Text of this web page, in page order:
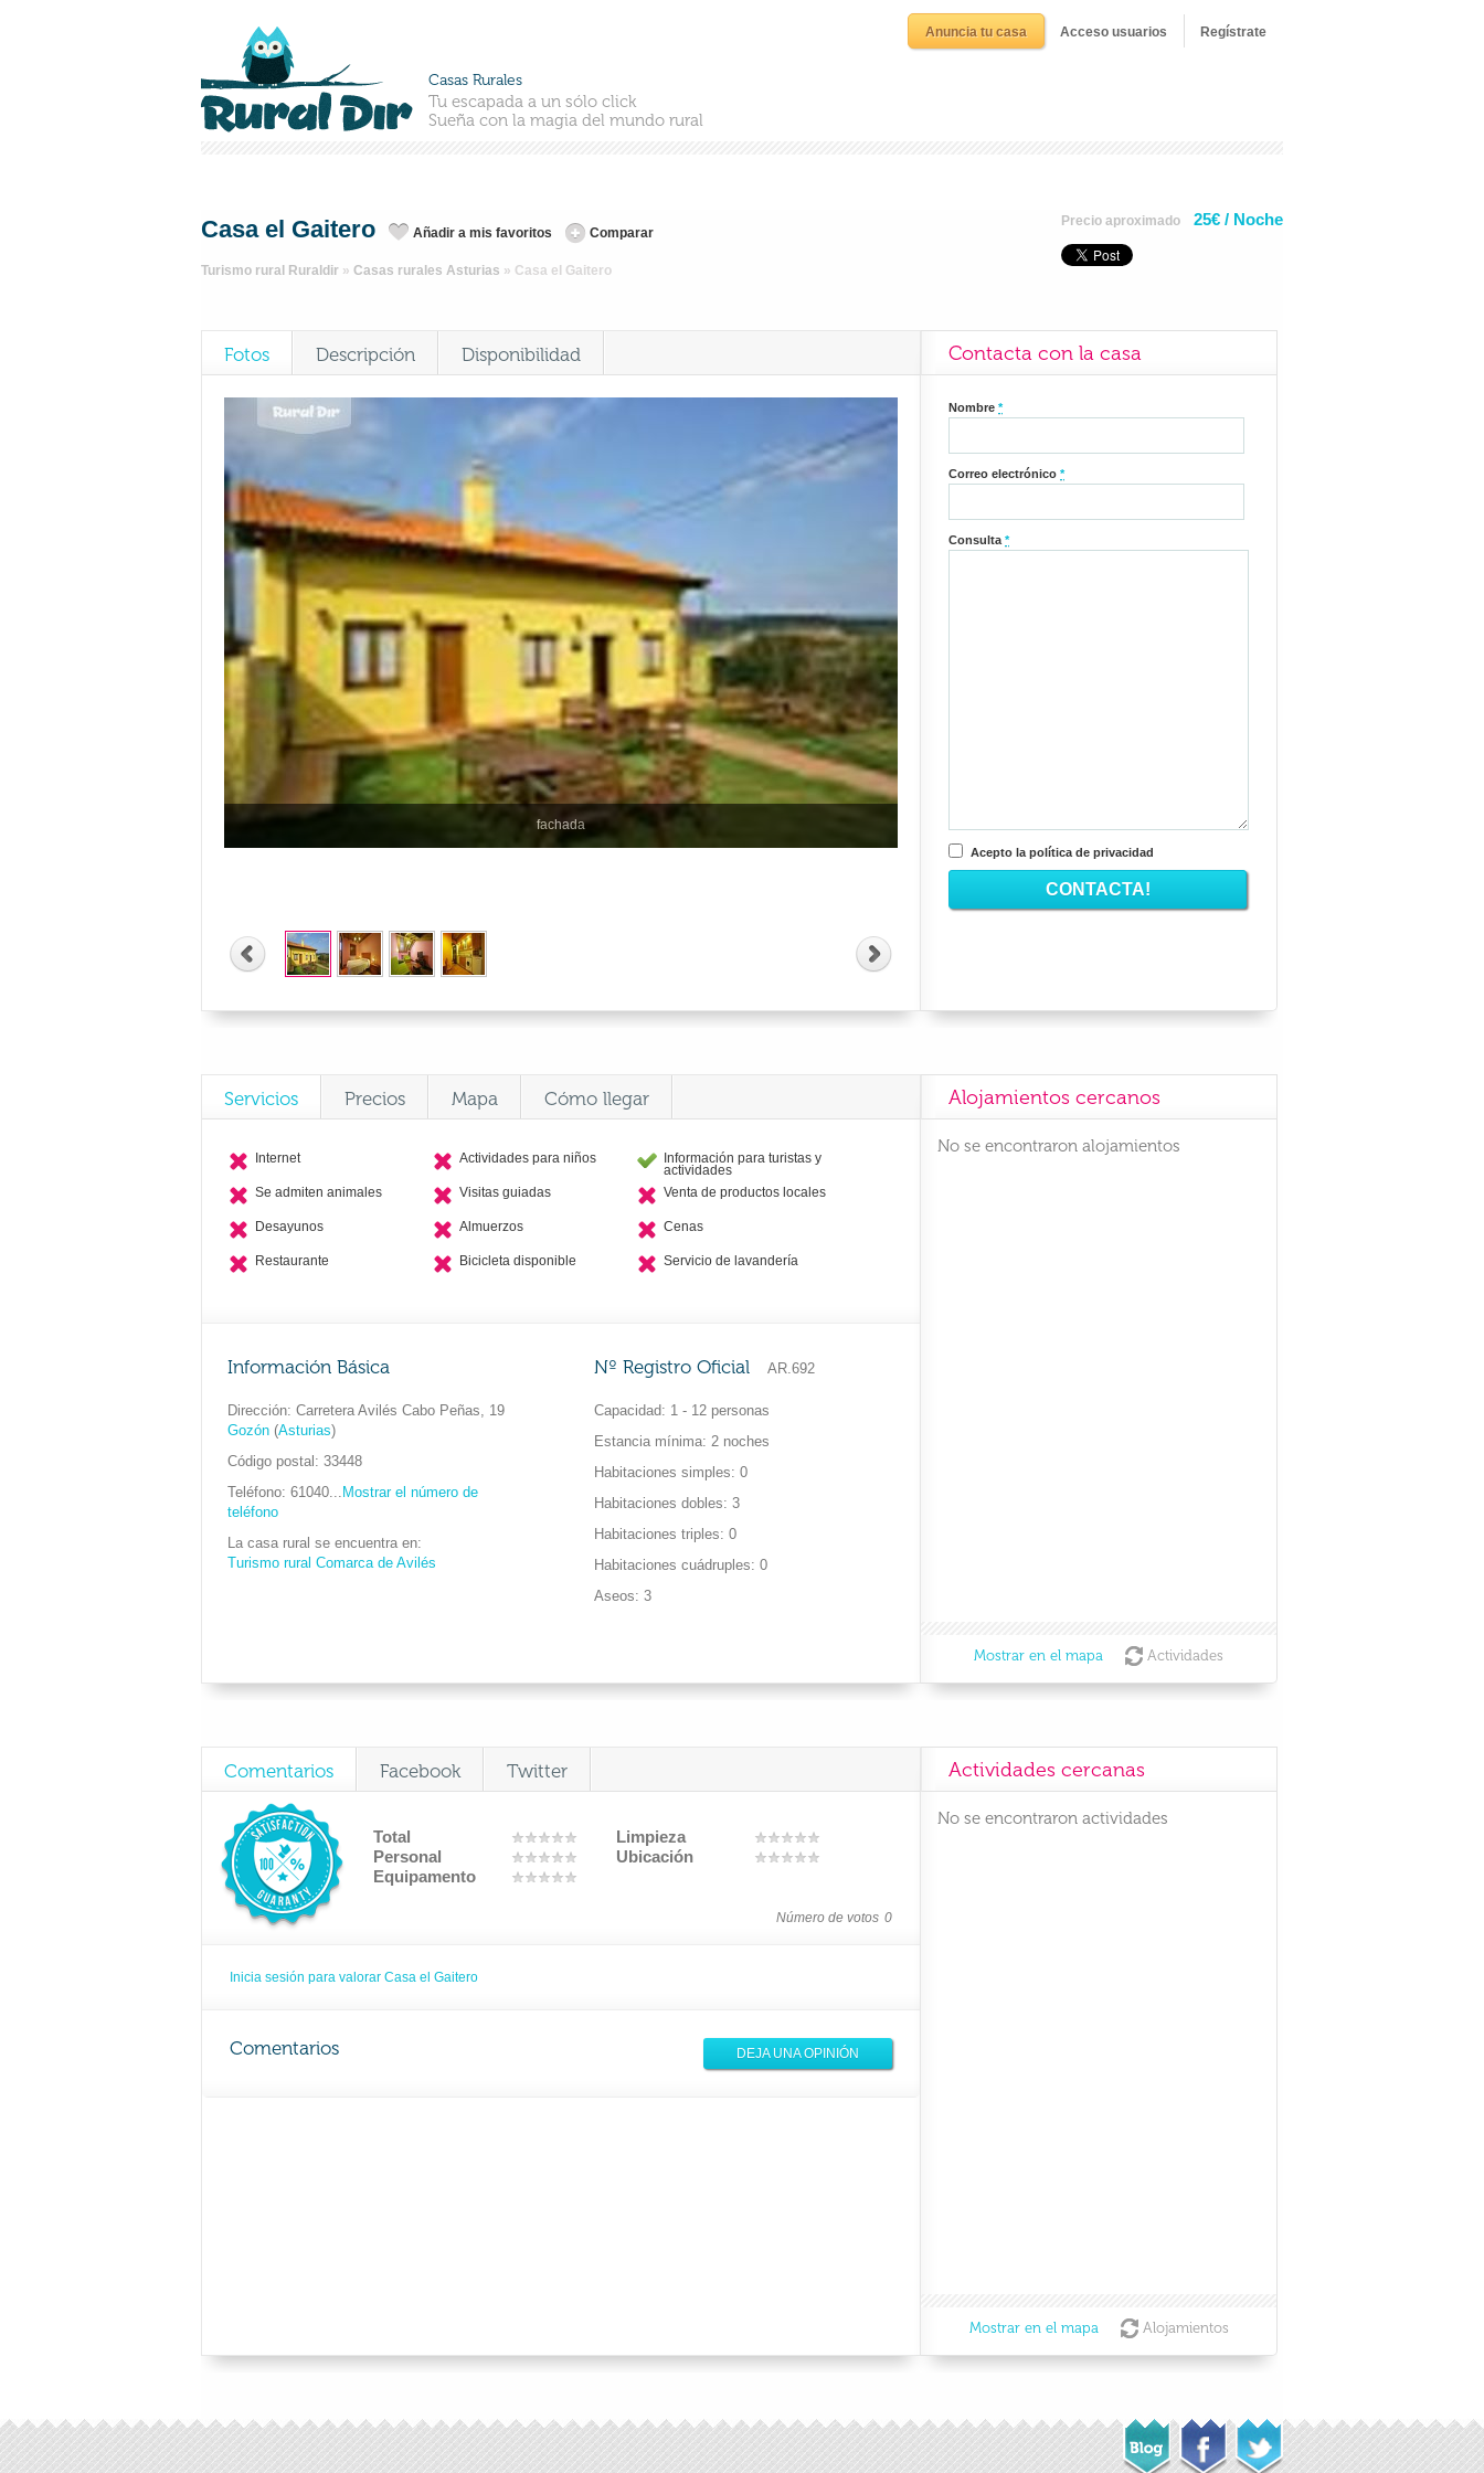
Casas Rurales
Tu escapada a un sólo click
Sueña con la magia del mundo rural
Anuncia tu casa Acceso usuarios Regístrate
Casa el Gaitero Añadir a mis favoritos Comparar
Turismo rural Ruraldir » Casas rurales Asturias » Casa el Gaitero
Precio aproximado 25€ / Noche
Fotos Descripción Disponibilidad
fachada
Contacta con la casa
Nombre*
Correo electrónico*
Consulta*
Acepto la política de privacidad
Servicios Precios Mapa Cómo llegar
Internet Actividades para niños Información para turistas y
actividades
Se admiten animales
Visitas guiadas Venta de productos locales
Desayunos Almuerzos Cenas
Restaurante Bicicleta disponible Servicio de lavandería
Información Básica Nº Registro Oficial AR.692
Dirección Carretera Avilés Cabo Peñas, 19
Gozón (Asturias)
Código postal
33448
Teléfono 61040... Mostrar el número de
teléfono
La casa rural se encuentra en
Turismo rural Comarca de Avilés
Capacidad
1 - 12 personas
Estancia mínima 2 noches
Habitaciones simples
0
Habitaciones dobles
3
Habitaciones triples
0
Habitaciones cuádruples
0
Aseos
3
Alojamientos cercanos
No se encontraron alojamientos
Mostrar en el mapa Actividades
Comentarios Facebook Twitter
Total
Limpieza
Personal
Ubicación
Equipamento
Número de votos 0
Inicia sesión para valorar Casa el Gaitero
Comentarios DEJA UNA OPINIÓN
Actividades cercanas
No se encontraron actividades
Mostrar en el mapa Alojamientos